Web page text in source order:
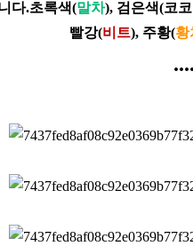
다.초록색(말차), 검은색(코
빨강(비트), 주황(황